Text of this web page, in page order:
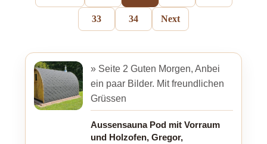
33 34 Next
» Seite 2 Guten Morgen, Anbei
ein paar Bilder. Mit freundlichen
Aussensauna Pod mit Vorraum
und Holzofen, Gregor,